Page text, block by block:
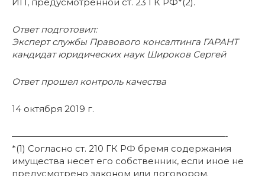
Ответ подготовил:
Эксперт службы Правового консалтинга ГАРАНТ
кандидат юридических наук Широков Сергей
Ответ прошел контроль качества
14 октября 2019 г.
————————————————————————-
*(1) Согласно ст. 210 ГК РФ бремя содержания
имущества несет его собственник, если иное не
предусмотрено законом или договором.